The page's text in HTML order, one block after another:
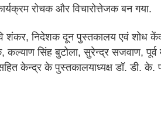
रोचक और विचारोत्तेजक बन गया.
शंकर, निदेशक दून पुस्तकालय एवं शोध
कल्याण सिंह बुटोला, सुरेन्द्र सजवाण,
केन्द्र के पुस्तकालयाध्यक्ष डॉ. डी. के.